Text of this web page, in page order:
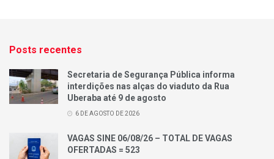
Posts recentes
Secretaria de Segurança Pública informa
interdições nas alças do viaduto da Rua
Uberaba até 9 de agosto
6 DE AGOSTO DE 2026
VAGAS SINE 06/08/26 – TOTAL DE VAGAS
OFERTADAS = 523